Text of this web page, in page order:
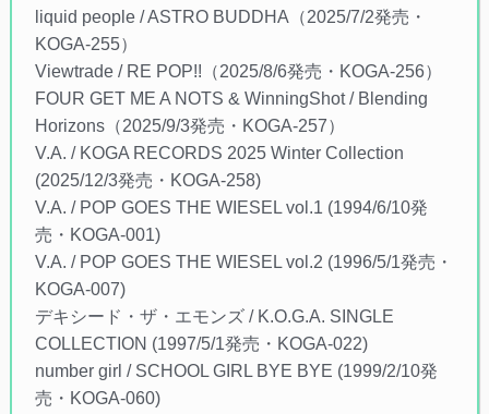
liquid people / ASTRO BUDDHA（2025/7/2発売・
KOGA-255）
Viewtrade / RE POP!!（2025/8/6発売・KOGA-256）
FOUR GET ME A NOTS & WinningShot / Blending
Horizons（2025/9/3発売・KOGA-257）
V.A. / KOGA RECORDS 2025 Winter Collection
(2025/12/3発売・KOGA-258)
V.A. / POP GOES THE WIESEL vol.1 (1994/6/10発
売・KOGA-001)
V.A. / POP GOES THE WIESEL vol.2 (1996/5/1発売・
KOGA-007)
デキシード・ザ・エモンズ / K.O.G.A. SINGLE
COLLECTION (1997/5/1発売・KOGA-022)
number girl / SCHOOL GIRL BYE BYE (1999/2/10発
売・KOGA-060)